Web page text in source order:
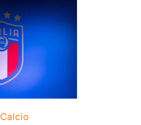
Categorie
Calcio